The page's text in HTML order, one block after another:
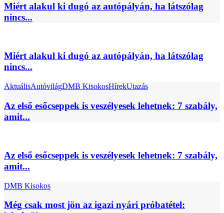
Miért alakul ki dugó az autópályán, ha látszólag
nincs...
Miért alakul ki dugó az autópályán, ha látszólag
nincs...
AktuálisAutóvilágDMB KisokosHírekUtazás
Az első esőcseppek is veszélyesek lehetnek: 7 szabály,
amit...
Az első esőcseppek is veszélyesek lehetnek: 7 szabály,
amit...
DMB Kisokos
Még csak most jön az igazi nyári próbatétel: